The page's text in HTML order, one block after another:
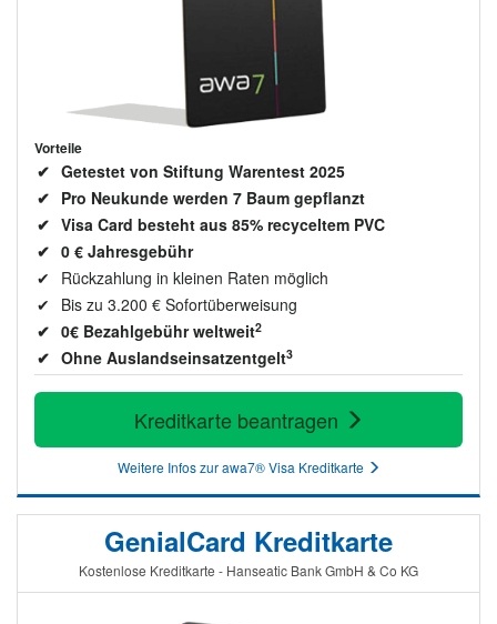
Vorteile
Getestet von Stiftung Warentest 2025
Pro Neukunde werden 7 Baum gepflanzt
Visa Card besteht aus 85% recyceltem PVC
0 € Jahresgebühr
Rückzahlung in kleinen Raten möglich
Bis zu 3.200 € Sofortüberweisung
0€ Bezahlgebühr weltweit2
Ohne Auslandseinsatzentgelt3
Kreditkarte beantragen
Weitere Infos zur awa7® Visa Kreditkarte
GenialCard Kreditkarte
Kostenlose Kreditkarte - Hanseatic Bank GmbH & Co KG